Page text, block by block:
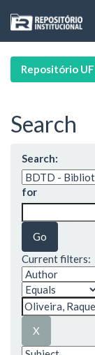
navigation
Repositório
Search
Search:
for
Current filters: